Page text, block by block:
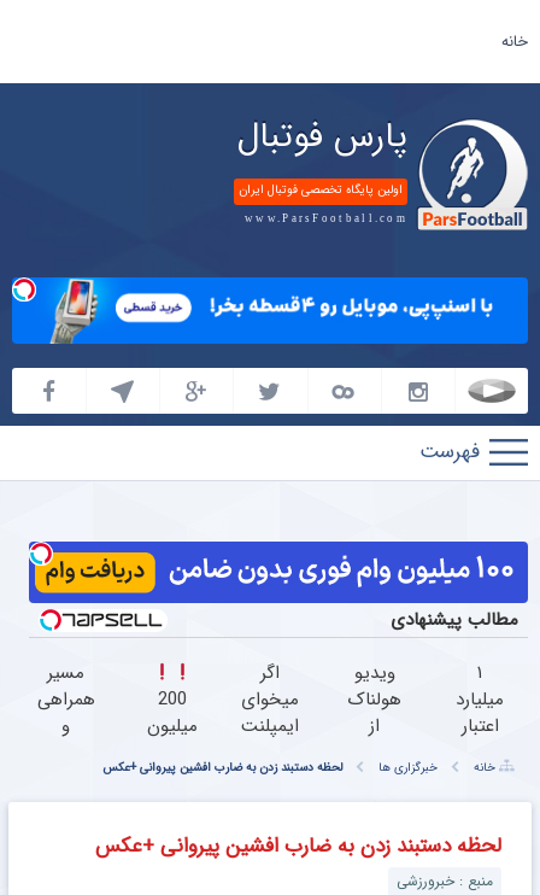
خانه
پارس فوتبال
اولین پایگاه تخصصی فوتبال ایران
www.ParsFootball.com
پارس
فوتبال
مطالب پیشنهادی
۱
میلیارد
اعتبار
طلا |
بدون
ضامن
و چک
ویدیو
هولناک
از
کارتن
خوابی
میلیاردر
اگر
میخوای
ایمپلنت
همین
الان
وقتشه |
فقط با
200
میلیون
فقط با
احراز
هویت
مسیر
همراهی
و
گروه
خانه خبرگزاری ها لحظه دستبند زدن به ضارب افشین پیروانی +عکس
لحظه دستبند زدن به ضارب افشین پیروانی +عکس
منبع : خبرورزشی